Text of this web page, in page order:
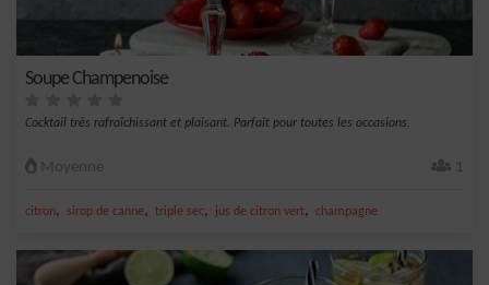
Soupe Champenoise
Cocktail très rafraîchissant et plaisant. Parfait pour toutes les occasions.
Moyenne 1
citron, sirop de canne, triple sec, jus de citron vert, champagne